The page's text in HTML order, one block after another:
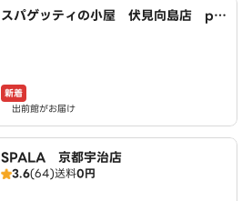
スパゲッティの小屋 伏見向島店 po
新着
出前館がお届け
SPALA 京都宇治店
3.6(64)送料0円